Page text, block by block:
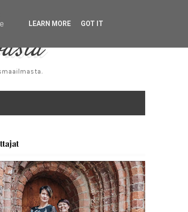
LEARN MORE GOT IT